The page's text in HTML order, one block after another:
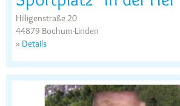
Hilligenstraße 20
44879 Bochum-Linden
» Details